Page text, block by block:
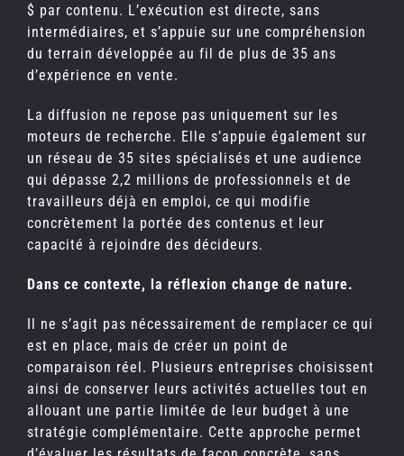
$ par contenu. L’exécution est directe, sans
intermédiaires, et s’appuie sur une compréhension
du terrain développée au fil de plus de 35 ans
d’expérience en vente.
La diffusion ne repose pas uniquement sur les
moteurs de recherche. Elle s’appuie également sur
un réseau de 35 sites spécialisés et une audience
qui dépasse 2,2 millions de professionnels et de
travailleurs déjà en emploi, ce qui modifie
concrètement la portée des contenus et leur
capacité à rejoindre des décideurs.
Dans ce contexte, la réflexion change de nature.
Il ne s’agit pas nécessairement de remplacer ce qui
est en place, mais de créer un point de
comparaison réel. Plusieurs entreprises choisissent
ainsi de conserver leurs activités actuelles tout en
allouant une partie limitée de leur budget à une
stratégie complémentaire. Cette approche permet